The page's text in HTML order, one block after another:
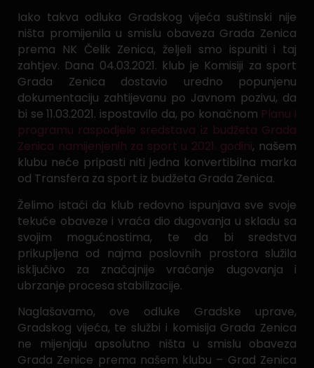
Iako takva odluka Gradskog vijeća suštinski nije
ništa promijenila u smislu obaveza Grada Zenica
prema NK Čelik Zenica, željeli smo ispuniti i taj
zahtjev. Dana 04.03.2021. klub je Komisiji za sport
Grada Zenica dostavio uredno popunjenu
dokumentaciju zahtijevanu po Javnom pozivu, da
bi se 11.03.2021. ispostavilo da, po konačnom Planu i
programu raspodjele sredstava iz budžeta Grada
Zenica namijenjenih za sport u 2021. godini, našem
klubu neće pripasti niti jedna konvertibilna marka
od Transfera za sport iz budžeta Grada Zenica.
Želimo istaći da klub redovno ispunjava sve svoje
tekuće obaveze i vraća dio dugovanja u skladu sa
svojim mogućnostima, te da bi sredstva
prikupljena od najma poslovnih prostora služila
isključivo za značajnije vraćanje dugovanja i
ubrzanje procesa stabilizacije.
Naglašavamo, ove odluke Gradske uprave,
Gradskog vijeća, te službi i komisija Grada Zenica
ne mijenjaju apsolutno ništa u smislu obaveza
Grada Zenice prema našem klubu – Grad Zenica